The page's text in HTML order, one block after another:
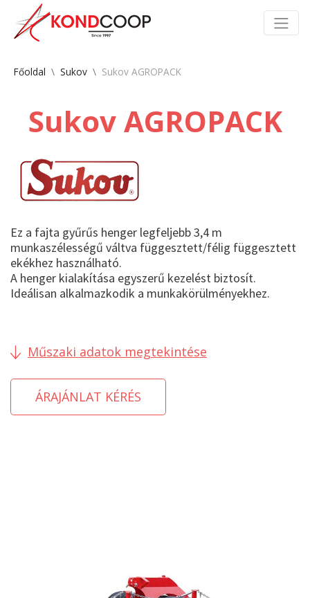
Főoldal Sukov Sukov AGROPACK
Sukov AGROPACK
Ez a fajta gyűrűs henger legfeljebb 3,4 m
munkaszélességű váltva függesztett/félig függesztett
ekékhez használható.
A henger kialakítása egyszerű kezelést biztosít.
Ideálisan alkalmazkodik a munkakörülményekhez.
Műszaki adatok megtekintése
ÁRAJÁNLAT KÉRÉS